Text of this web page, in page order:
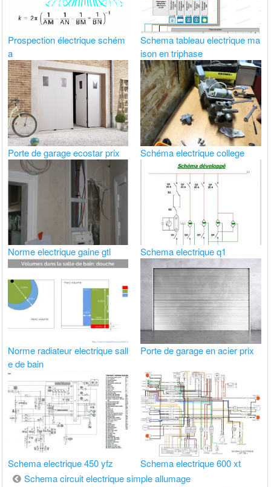
Prospection électrique schém
a
Schema tableau electrique ma
ison en triphase
Porte de garage ecostar prix Schéma electrique college
Norme electrique gaine gtl Schema electrique q1
Norme radiateur electrique sall
e de bain
Porte de garage en acier prix
Schema electrique 450 yfz Schema electrique 600 xt
Navigation
Schema circuit electrique simple allumage